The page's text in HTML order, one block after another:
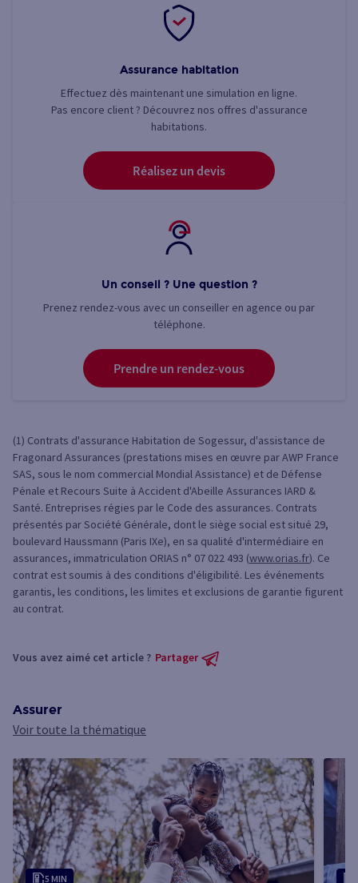
Assurance habitation
Effectuez dès maintenant une simulation en ligne.
Pas encore client ? Découvrez nos offres d'assurance
habitations.
Réalisez un devis
Un conseil ? Une question ?
Prenez rendez-vous avec un conseiller en agence ou par
téléphone.
Prendre un rendez-vous
(1) Contrats d'assurance Habitation de Sogessur, d'assistance de
Fragonard Assurances (prestations mises en œuvre par AWP France
SAS, sous le nom commercial Mondial Assistance) et de Défense
Pénale et Recours Suite à Accident d'Abeille Assurances IARD &
Santé. Entreprises régies par le Code des assurances. Contrats
présentés par Société Générale, dont le siège social est situé 29,
boulevard Haussmann (Paris IXe), en sa qualité d'intermédiaire en
assurances, immatriculation ORIAS n° 07 022 493 (www.orias.fr). Ce
contrat est soumis à des conditions d'éligibilité. Les événements
garantis, les conditions, les limites et exclusions de garantie figurent
au contrat.
Vous avez aimé cet article ? Partager
Assurer
Voir toute la thématique
5 MIN